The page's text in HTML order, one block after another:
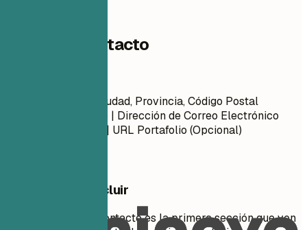
Datos de contacto
Nombre Apellido Ciudad, Provincia, Código Postal
Número de Teléfono | Dirección de Correo Electrónico
URL Perfil LinkedIn | URL Portafolio (Opcional)
Qué conviene incluir
Tu información de contacto es la primera sección que ven